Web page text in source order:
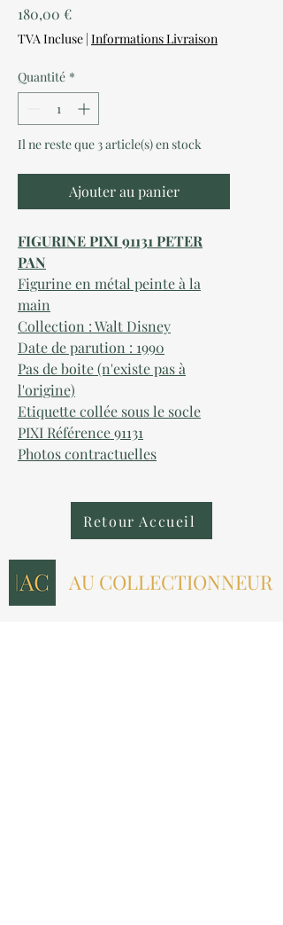
180,00 €Prix
TVA Incluse | Informations Livraison
Quantité *
Il ne reste que 3 article(s) en stock
Ajouter au panier
FIGURINE PIXI 91131 PETER
PAN
Figurine en métal peinte à la
main
Collection : Walt Disney
Date de parution : 1990
Pas de boite (n'existe pas à
l'origine)
Etiquette collée sous le socle
PIXI Référence 91131
Photos contractuelles
Retour Accueil
AU COLLECTIONNEUR